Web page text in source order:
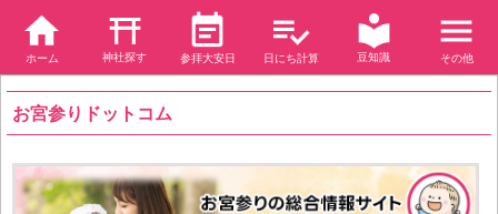
ホーム 神社探す 参拝大安日 日にち計算 豆知識 その他
お宮参りドットコム